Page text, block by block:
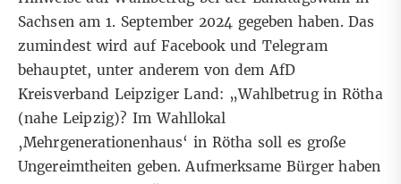
Sachsen am 1. September 2024 gegeben haben. Das
zumindest wird auf Facebookund Telegram
behauptet, unter anderem von dem AfD
Kreisverband Leipziger Land: „Wahlbetrug in Rötha
(nahe Leipzig)? Im Wahllokal
‚Mehrgenerationenhaus‘ in Rötha soll es große
Ungereimtheiten geben. Aufmerksame Bürger haben